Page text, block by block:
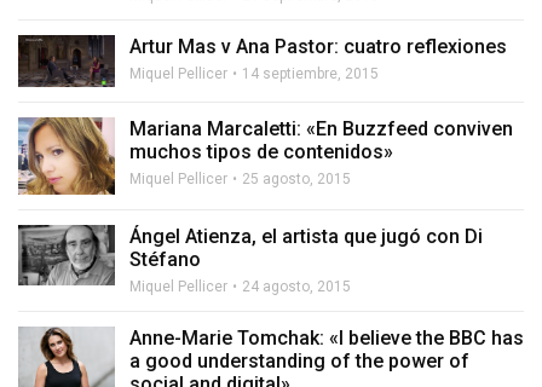
Artur Mas v Ana Pastor: cuatro reflexiones
Miquel Pellicer 14 septiembre, 2015
Mariana Marcaletti: «En Buzzfeed conviven
muchos tipos de contenidos»
Miquel Pellicer 25 agosto, 2015
Ángel Atienza, el artista que jugó con Di
Stéfano
Miquel Pellicer 24 agosto, 2015
Anne-Marie Tomchak: «I believe the BBC has
a good understanding of the power of